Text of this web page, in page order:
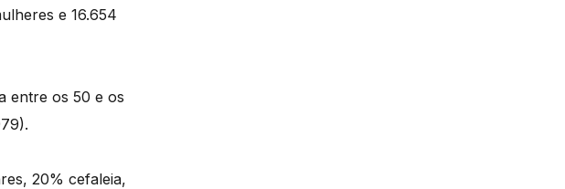
e 16.654
entre os 50 e os
20% cefaleia,